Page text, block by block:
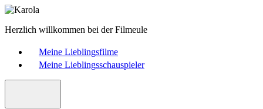
Herzlich willkommen bei der Filmeule
Meine Lieblingsfilme
Meine Lieblingsschauspieler